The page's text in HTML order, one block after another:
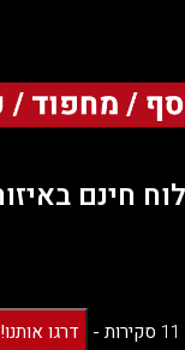
11 סקירות - דרגו אותנו!